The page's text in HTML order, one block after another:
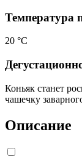
Температура
20 °С
Коньяк станет
чашечку
Описание